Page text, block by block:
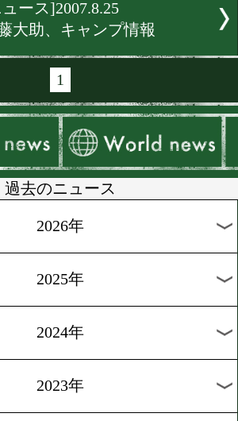
[ニュース]2007.10.19
興毅がJBCに謝罪
[ニュース]2007.8.28
イーグル京和がリングネー
更
[ニュース]2007.9.27
JBC、来春からボクサー新
修会を実施
[ニュース]2007.7.27
昇格!!
[ニュース]2007.8.25
内藤大助、キャンプ情報